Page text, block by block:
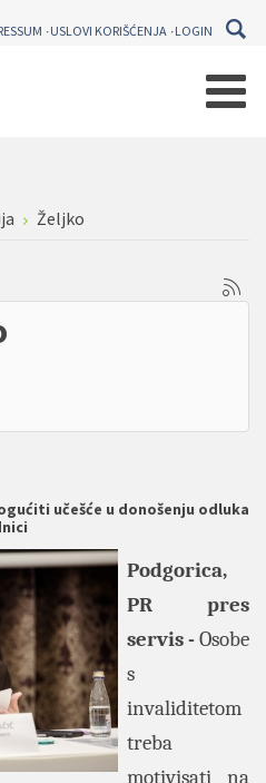
USLOVI KORIŠĆENJA LOGIN
Željko
učešće u donošenju odluka
Podgorica,
PR pres
servis -Osobe
s
invaliditetom
treba
motivisati na